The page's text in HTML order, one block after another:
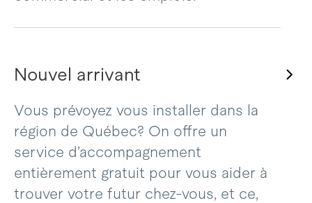
Nouvel arrivant
Vous prévoyez vous installer dans la
région de Québec? On offre un
service d’accompagnement
entièrement gratuit pour vous aider à
trouver votre futur chez-vous, et ce,